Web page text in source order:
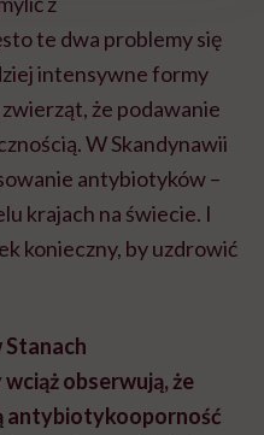
te dwa problemy się
intensywne formy
że podawanie
W Skandynawii
antybiotyków –
krajach na świecie. I
konieczny, by uzdrowić
Stanach
obserwują, że
antybiotykooporność